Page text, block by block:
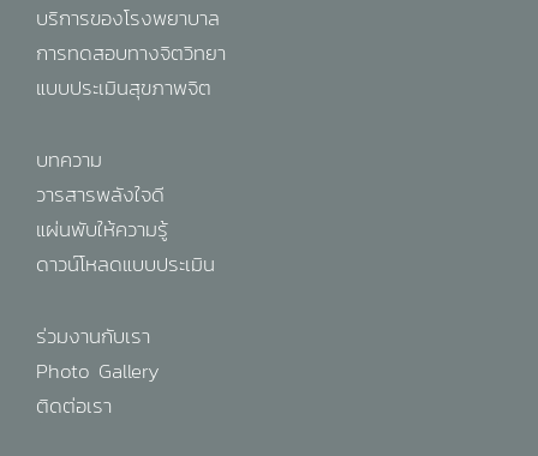
บริการของโรงพยาบาล
การทดสอบทางจิตวิทยา
แบบประเมินสุขภาพจิต
บทความ
วารสารพลังใจดี
แผ่นพับให้ความรู้
ดาวน์โหลดแบบประเมิน
ร่วมงานกับเรา
Photo Gallery
ติดต่อเรา